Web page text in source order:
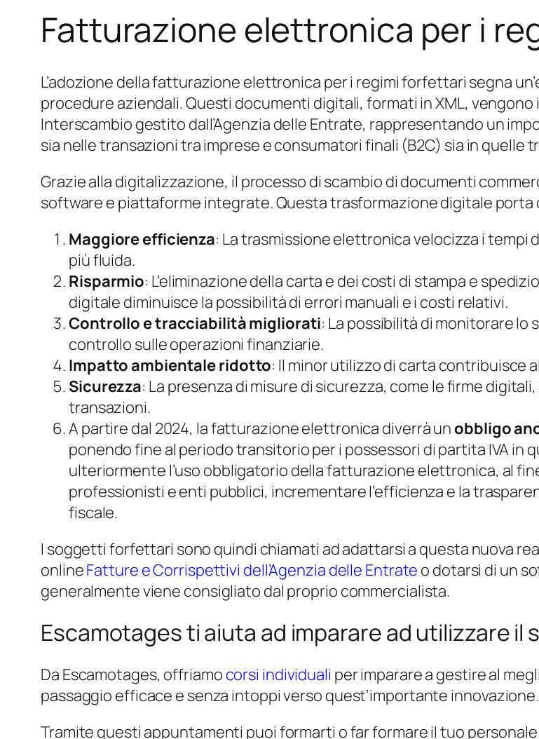
Fatturazione elettronica per i
L’adozione della fatturazione elettronica per i regimi forfettari segna
procedure aziendali. Questi documenti digitali, formati in XML,
Interscambio gestito dall’Agenzia delle Entrate, rappresentando un
sia nelle transazioni tra imprese e consumatori finali (B2C) sia in quelle
Grazie alla digitalizzazione, il processo di scambio di documenti
software e piattaforme integrate. Questa trasformazione digitale porta
Maggiore efficienza: La trasmissione elettronica velocizza i
più fluida.
Risparmio: L’eliminazione della carta e dei costi di stampa e
digitale diminuisce la possibilità di errori manuali e i costi relativi.
Controllo e tracciabilità migliorati: La possibilità di monitorare
controllo sulle operazioni finanziarie.
Impatto ambientale ridotto: Il minor utilizzo di carta contribuisce
Sicurezza: La presenza di misure di sicurezza, come le firme
transazioni.
A partire dal 2024, la fatturazione elettronica diverrà un obbligo
ponendo fine al periodo transitorio per i possessori di partita IVA in
ulteriormente l’uso obbligatorio della fatturazione elettronica, al
professionisti e enti pubblici, incrementare l’efficienza e la
fiscale.
I soggetti forfettari sono quindi chiamati ad adattarsi a questa nuova
onlineFatture e Corrispettivi dell’Agenzia delle Entrate o dotarsi di un
generalmente viene consigliato dal proprio commercialista.
Escamotages ti aiuta ad imparare ad utilizzare il
Da Escamotages, offriamo corsi individuali per imparare a gestire al
passaggio efficace e senza intoppi verso quest’importante innovazione.
Tramite questi appuntamenti puoi formarti o far formare il tuo